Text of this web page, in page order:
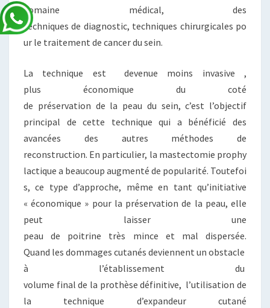
domaine médical, des
techniquesde diagnostic, techniques chirurgicales po
ur le traitement de cancer du sein.
La technique est devenue moins invasive ,
plus économique du coté
de préservation de la peau du sein, c’est l’objectif
principal de cette technique qui a bénéficié des
avancées des autres méthodes de
reconstruction. En particulier, la mastectomie prophy
lactique a beaucoup augmenté de popularité. Toutefoi
s, ce type d’approche, même en tant qu’initiative
« économique » pour la préservation de la peau, elle
peut laisser une
peau de poitrine très mince et mal dispersée.
Quand les dommages cutanés deviennent un obstacle
à l’établissement du
volume final de la prothèse définitive, l’utilisation de
la technique d’expandeur cutané